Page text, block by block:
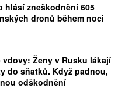
hlásí zneškodnění 605
dronů během noci
vdovy: Ženy v Rusku lákají
do sňatků. Když padnou,
odškodnění